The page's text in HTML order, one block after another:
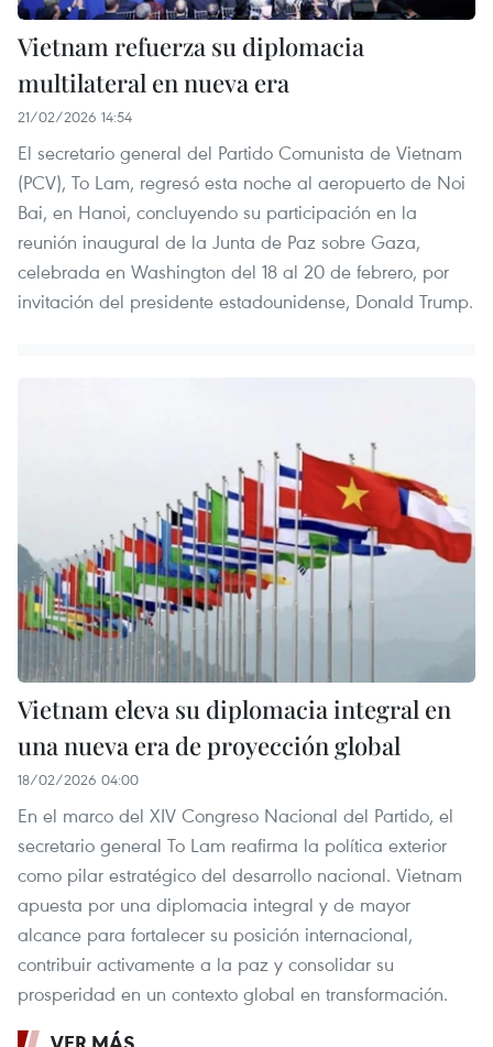
Vietnam refuerza su diplomacia
multilateral en nueva era
21/02/2026 14:54
El secretario general del Partido Comunista de Vietnam
(PCV), To Lam, regresó esta noche al aeropuerto de Noi
Bai, en Hanoi, concluyendo su participación en la
reunión inaugural de la Junta de Paz sobre Gaza,
celebrada en Washington del 18 al 20 de febrero, por
invitación del presidente estadounidense, Donald Trump.
Vietnam eleva su diplomacia integral en
una nueva era de proyección global
18/02/2026 04:00
En el marco del XIV Congreso Nacional del Partido, el
secretario general To Lam reafirma la política exterior
como pilar estratégico del desarrollo nacional. Vietnam
apuesta por una diplomacia integral y de mayor
alcance para fortalecer su posición internacional,
contribuir activamente a la paz y consolidar su
prosperidad en un contexto global en transformación.